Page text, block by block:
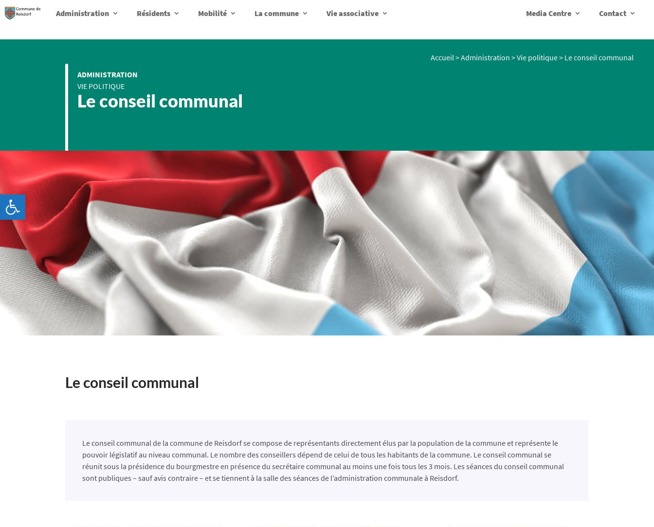
Administration Résidents Mobilité La commune Vie associative Media Centre Contact
ADMINISTRATION
VIE POLITIQUE
Le conseil communal
Accueil>Administration >Vie politique> Le conseil communal
Le conseil communal
Le conseil communal de la commune de Reisdorf se compose de représentants directement élus par la population de la commune et représente le
pouvoir législatif au niveau communal. Le nombre des conseillers dépend de celui de tous les habitants de la commune. Le conseil communal se
réunit sous la présidence du bourgmestre en présence du secrétaire communal au moins une fois tous les 3 mois. Les séances du conseil communal
sont publiques – sauf avis contraire – et se tiennent à la salle des séances de l’administration communale à Reisdorf.
Ouvrir la barre d’outils